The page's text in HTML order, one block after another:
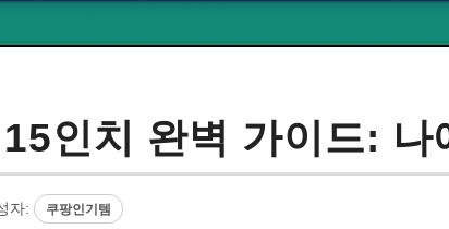
인치 완벽 가이드: 나
자: 쿠팡인기템